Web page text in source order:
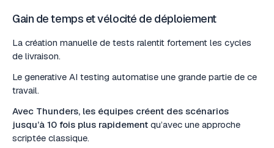
Gain de temps et vélocité de déploiement
La création manuelle de tests ralentit fortement les cycles
de livraison.
Le generative AI testing automatise une grande partie de ce
travail.
Avec Thunders, les équipes créent des scénarios
jusqu’à 10 fois plus rapidement qu’avec une approche
scriptée classique.